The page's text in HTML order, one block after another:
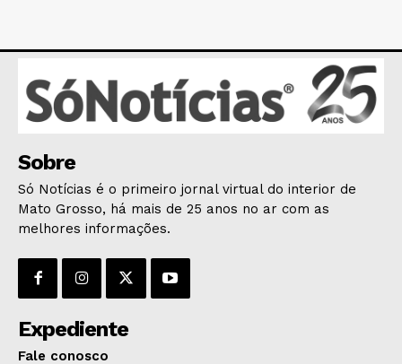
OPINIÃO
GERAL
EDUCAÇÃO
SAÚDE
AGRONOTÍCIAS
ÚLTIMAS NOTÍCIAS
Sobre
Só Notícias é o primeiro jornal virtual do interior de
Mato Grosso, há mais de 25 anos no ar com as
melhores informações.
Expediente
Fale conosco